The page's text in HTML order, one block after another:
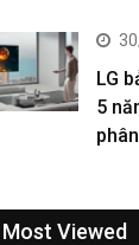
LG
5
Most Viewed